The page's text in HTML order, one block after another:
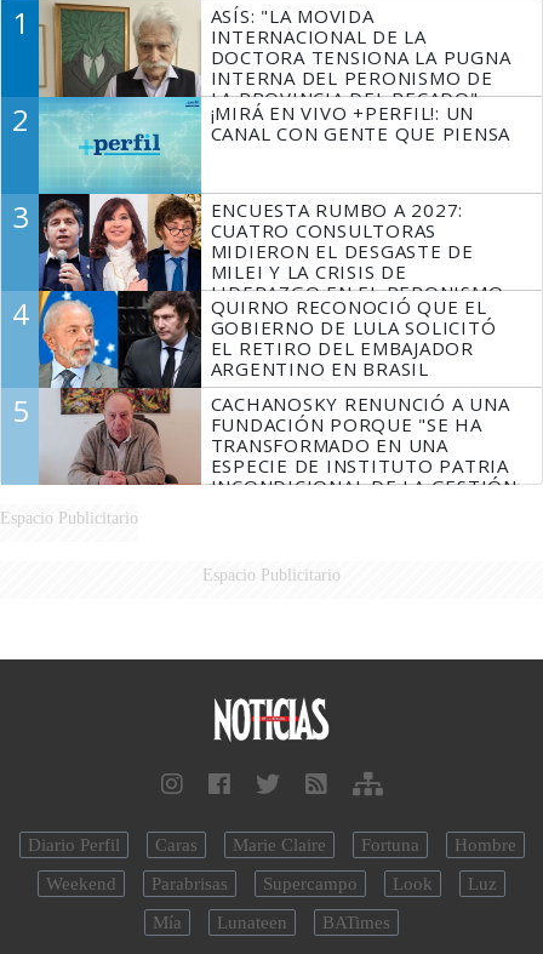
1
ASÍS: "LA MOVIDA
INTERNACIONAL DE LA
DOCTORA TENSIONA LA PUGNA
INTERNA DEL PERONISMO DE
LA PROVINCIA DEL PECADO"
2
¡MIRÁ EN VIVO +PERFIL!: UN
CANAL CON GENTE QUE PIENSA
3
ENCUESTA RUMBO A 2027:
CUATRO CONSULTORAS
MIDIERON EL DESGASTE DE
MILEI Y LA CRISIS DE
LIDERAZGO EN EL PERONISMO
4
QUIRNO RECONOCIÓ QUE EL
GOBIERNO DE LULA SOLICITÓ
EL RETIRO DEL EMBAJADOR
ARGENTINO EN BRASIL
5
CACHANOSKY RENUNCIÓ A UNA
FUNDACIÓN PORQUE "SE HA
TRANSFORMADO EN UNA
ESPECIE DE INSTITUTO PATRIA
INCONDICIONAL DE LA GESTIÓN
Espacio Publicitario
Espacio Publicitario
Diario Perfil Caras Marie Claire Fortuna
Hombre
Weekend
Parabrisas Supercampo Look
Luz
Mía
Lunateen BATimes